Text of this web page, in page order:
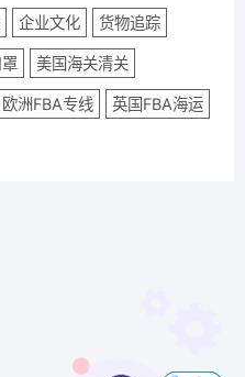
企业文化 货物追踪
美国海关清关
欧洲FBA专线 英国FBA海运